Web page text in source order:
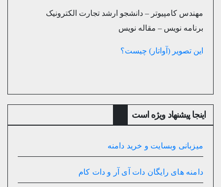
مهندس کامپیوتر – دانشجو ارشد تجارت الکترونیک
برنامه نویس – مقاله نویس
این تصویر (آواتار) چیست؟
اینجا پیشنهاد ویژه است
میزبانی وبسایت و خرید دامنه
دامنه های رایگان دات آی آر و دات کام